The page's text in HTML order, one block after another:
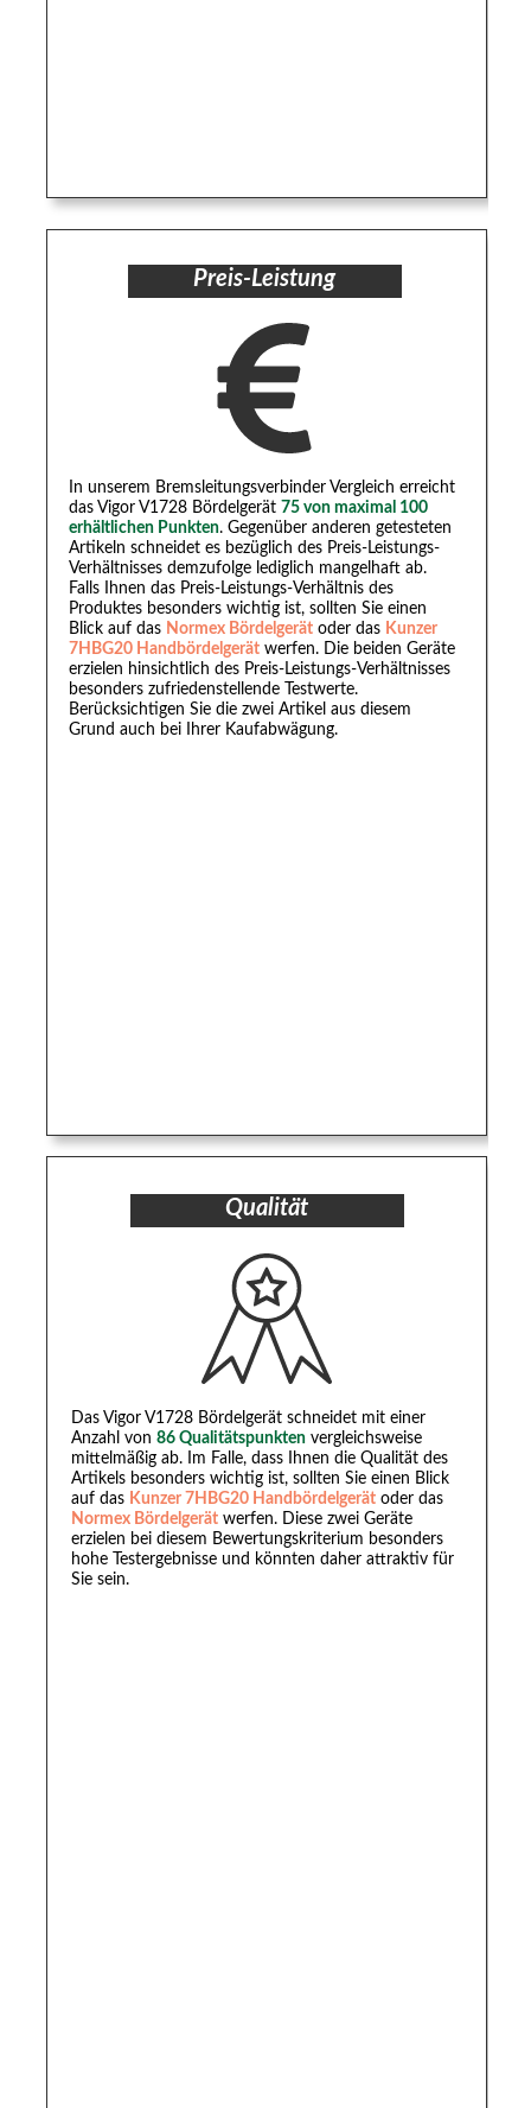
In unserem Bremsleitungsverbinder Vergleich erreicht
das Vigor V1728 Bördelgerät 75 von maximal 100
erhältlichen Punkten. Gegenüber anderen getesteten
Artikeln schneidet es bezüglich des Preis-Leistungs-
Verhältnisses demzufolge lediglich mangelhaft ab.
Falls Ihnen das Preis-Leistungs-Verhältnis des
Produktes besonders wichtig ist, sollten Sie einen
Blick auf das Normex Bördelgerätoder das Kunzer
7HBG20 Handbördelgerätwerfen. Die beiden Geräte
erzielen hinsichtlich des Preis-Leistungs-Verhältnisses
besonders zufriedenstellende Testwerte.
Berücksichtigen Sie die zwei Artikel aus diesem
Grund auch bei Ihrer Kaufabwägung.
Preis-Leistung
Das Vigor V1728 Bördelgerät schneidet mit einer
Anzahl von 86 Qualitätspunktenvergleichsweise
mittelmäßig ab. Im Falle, dass Ihnen die Qualität des
Artikels besonders wichtig ist, sollten Sie einen Blick
auf das Kunzer 7HBG20 Handbördelgerätoder das
Normex Bördelgerätwerfen. Diese zwei Geräte
erzielen bei diesem Bewertungskriterium besonders
hohe Testergebnisse und könnten daher attraktiv für
Sie sein.
Qualität